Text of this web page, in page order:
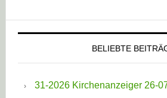
BELIEBTE
31-2026 Kirchenanzeiger 26-